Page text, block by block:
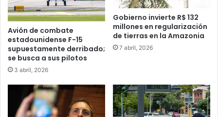
Avión de combate
estadounidense F-15
supuestamente derribado;
se busca a sus pilotos
3 abril, 2026
Gobierno invierte R$ 132
millones en regularización
de tierras en la Amazonia
7 abril, 2026